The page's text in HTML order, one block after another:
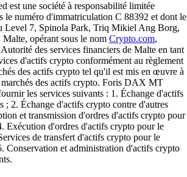
une société à responsabilité limitée
le numéro d'immatriculation C 88392 et dont le
Level 7, Spinola Park, Triq Mikiel Ang Borg,
opérant sous le nom Crypto.com,
des services financiers de Malte en tant
d'actifs crypto conformément au règlement
des actifs crypto tel qu'il est mis en œuvre à
des actifs crypto. Foris DAX MT
les services suivants : 1. Échange d'actifs
; 2. Échange d'actifs crypto contre d'autres
et transmission d'ordres d'actifs crypto pour
Exécution d'ordres d'actifs crypto pour le
de transfert d'actifs crypto pour le
Conservation et administration d'actifs crypto